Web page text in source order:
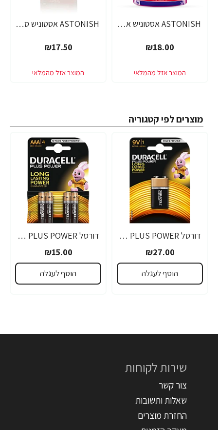
ASTONISH אסטוניש אבקת הפלא מסיר כתמים קשים משקל 825 גרם - מבית יעקבי
₪18.00
ASTONISH אסטוניש סבון הפלא מסיר כתמים משקל 75 גרם - מבית יעקבי
₪17.50
מוצרים לפי קטגוריה
דורסל PLUS POWER סוללות 9V אריזת 1 יחידות - מבית Duracell
₪27.00
הוסף לעגלה
דורסל PLUS POWER סוללות AAA אריזת 4 יחידות - מבית Duracell
₪15.00
הוסף לעגלה
שירות לקוחות
צור קשר
שאלות ותשובות
החזרת מוצרים